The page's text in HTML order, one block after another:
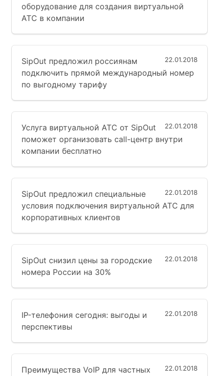
оборудование для создания виртуальной
АТС в компании
22.01.2018
SipOut предложил россиянам
подключить прямой международный номер
по выгодному тарифу
22.01.2018
Услуга виртуальной АТС от SipOut
поможет организовать call-центр внутри
компании бесплатно
22.01.2018
SipOut предложил специальные
условия подключения виртуальной АТС для
корпоративных клиентов
22.01.2018
SipOut снизил цены за городские
номера России на 30%
22.01.2018
IP-телефония сегодня: выгоды и
перспективы
22.01.2018
Преимущества VoIP для частных